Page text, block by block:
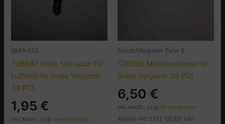
BMW425
T3B042 Halte Schraube für
Lufttrichter Solex Vergaser
34 PCI
1,95 €
inkl. MwSt., zzgl.Versandkosten
Motor/Vergaser Tafel 3
T3B055 Membranfeder für
Solex Vergaser 34 PCI
6,50 €
inkl. MwSt., zzgl. Versandkosten
Artikel-Nr.: 1311-0539-140